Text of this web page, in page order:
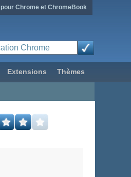
pour Chrome et ChromeBook
Extensions Thèmes